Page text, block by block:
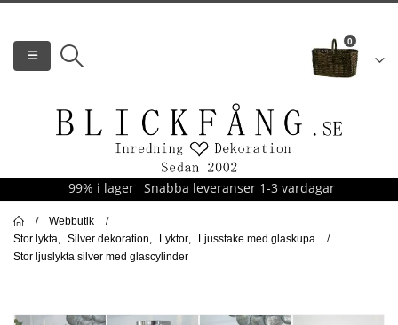
0
99% i lager Snabba leveranser 1-3 vardagar
Webbutik
Stor lykta
Silver dekoration Lyktor
Ljusstake med glaskupa
Stor ljuslykta silver med glascylinder